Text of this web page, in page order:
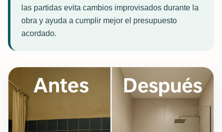
las partidas evita cambios improvisados durante la
obra y ayuda a cumplir mejor el presupuesto
acordado.